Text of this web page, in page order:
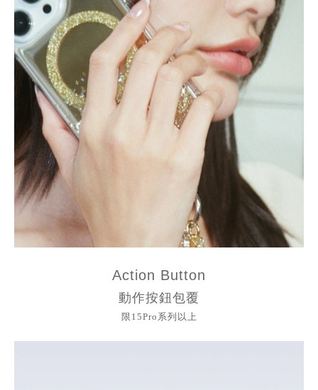
Action Button
動作按鈕包覆
限15Pro系列以上